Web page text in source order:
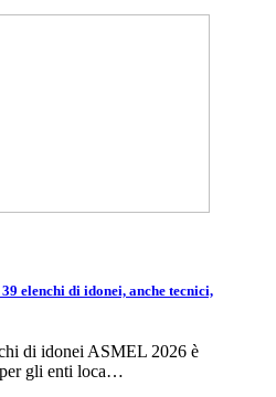
elenchi di idonei, anche tecnici,
di idonei ASMEL 2026 è
gli enti loca…